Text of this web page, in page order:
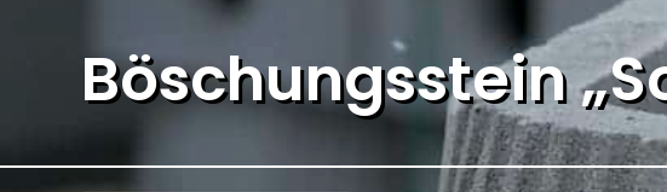
Böschungsstein